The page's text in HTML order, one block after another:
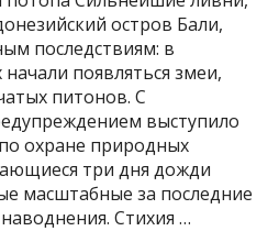
остров Бали,
последствиям: в
появляться змеи,
питонов. С
выступило
охране природных
три дня дожди
масштабные за последние
Стихия …